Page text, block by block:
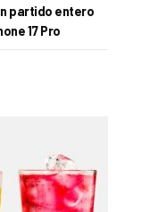
partido entero
17 Pro